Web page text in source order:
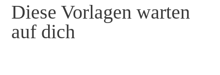
Diese Vorlagen warten
auf dich